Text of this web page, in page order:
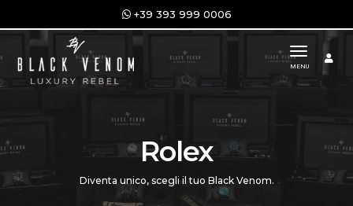
+39 393 999 0006
toggle
MENU
Rolex
Diventa unico, scegli il tuo Black Venom.